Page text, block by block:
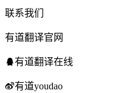
联系我们
有道翻译官网
有道翻译在线
有道youdao